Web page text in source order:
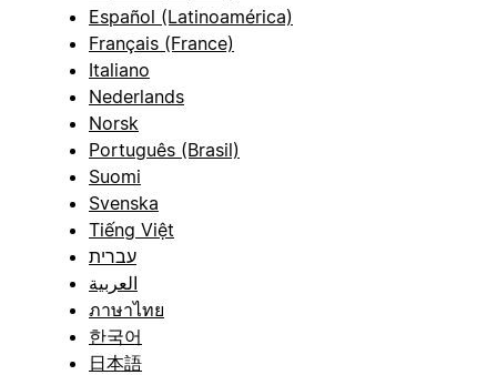
Español (Latinoamérica)
Français (France)
Italiano
Nederlands
Norsk
Português (Brasil)
Suomi
Svenska
Tiếng Việt
עברית
العربية
ภาษาไทย
한국어
日本語